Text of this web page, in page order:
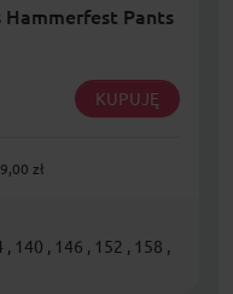
Pants
KUPUJĘ
zł
140 , 146 , 152 , 158 ,